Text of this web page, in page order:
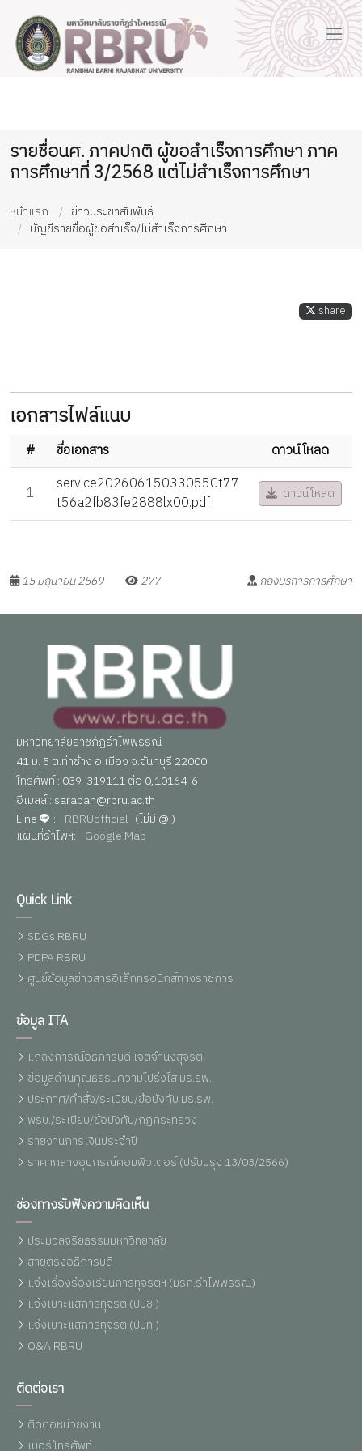
รายชื่อนศ. ภาคปกติ ผู้ขอสำเร็จการศึกษา ภาค
การศึกษาที่ 3/2568 แต่ไม่สำเร็จการศึกษา
หน้าแรก
ข่าวประชาสัมพันธ์
บัญชีรายชื่อผู้ขอสำเร็จ/ไม่สำเร็จการศึกษา
share
เอกสารไฟล์แนบ
# ชื่อเอกสาร
ดาวน์โหลด
1
service20260615033055Ct77
t56a2fb83fe2888lx00.pdf
ดาวน์โหลด
15 มิถุนายน 2569 277 กองบริการการศึกษา
มหาวิทยาลัยราชภัฏรำไพพรรณี
41 ม. 5 ต.ท่าช้าง อ.เมือง จ.จันทบุรี 22000
โทรศัพท์ : 039-319111 ต่อ 0,10164-6
อีเมลล์ : saraban@rbru.ac.th
Line
: RBRUofficial (ไม่มี @ )
แผนที่รำไพฯ: Google Map
Quick Link
SDGs RBRU
PDPA RBRU
ศูนย์ข้อมูลข่าวสารอิเล็กทรอนิกส์ทางราชการ
ข้อมูล ITA
แถลงการณ์อธิการบดี เจตจำนงสุจริต
ข้อมูลด้านคุณธรรมความโปร่งใส มร.รพ.
ประกาศ/คำสั่ง/ระเบียบ/ข้อบังคับ มร.รพ.
พรบ./ระเบียบ/ข้อบังคับ/กฏกระทรวง
รายงานการเงินประจำปี
ราคากลางอุปกรณ์คอมพิวเตอร์ (ปรับปรุง 13/03/2566)
ช่องทางรับฟังความคิดเห็น
ประมวลจริยธรรมมหาวิทยาลัย
สายตรงอธิการบดี
แจ้งเรื่องร้องเรียนการทุจริตฯ (มรภ.รำไพพรรณี)
แจ้งเบาะแสการทุจริต (ปปช.)
แจ้งเบาะแสการทุจริต (ปปท.)
Q&A RBRU
ติดต่อเรา
ติดต่อหน่วยงาน
เบอร์โทรศัพท์